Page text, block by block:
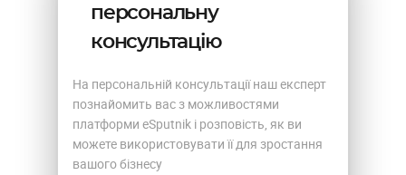
персональну
консультацію
На персональній консультації наш експерт
познайомить вас з можливостями
платформи eSputnik і розповість, як ви
можете використовувати її для зростання
вашого бізнесу